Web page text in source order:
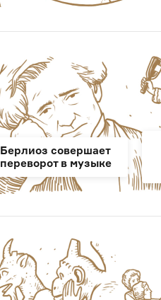
Берлиоз совершает
переворот в музыке